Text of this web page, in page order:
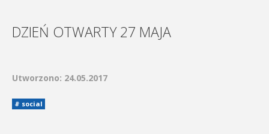
DZIEŃ OTWARTY 27 MAJA
Utworzono: 24.05.2017
social